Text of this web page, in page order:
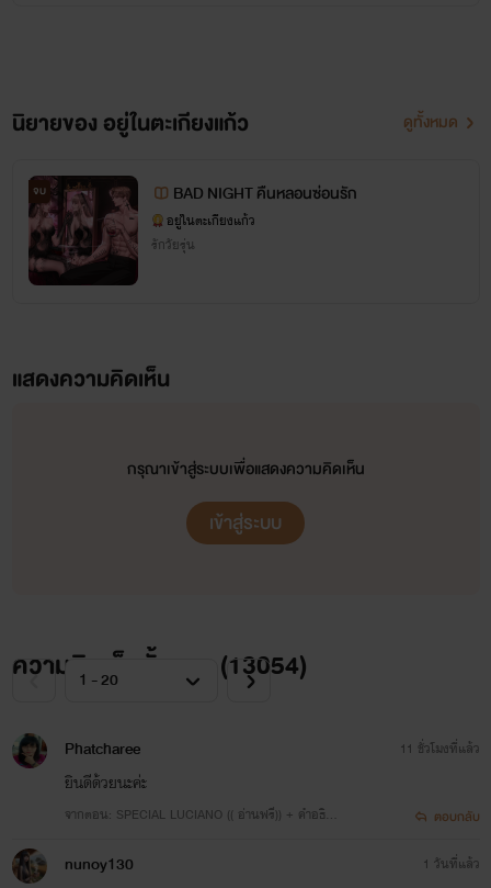
นิยายของ อยู่ในตะเกียงแก้ว ดูทั้งหมด
จบ BAD NIGHT คืนหลอนซ่อนรัก
อยู่ในตะเกียงแก้ว
รักวัยรุ่น
แสดงความคิดเห็น
กรุณาเข้าสู่ระบบเพื่อแสดงความคิดเห็น
เข้าสู่ระบบ
ความคิดเห็นทั้งหมด (13054)
Phatcharee
ยินดีด้วยนะค่ะ
จากตอน: SPECIAL LUCIANO (( อ่านฟรี)) + คำอธิบ
11 ชั่วโมงที่แล้ว
ตอบกลับ
nunoy130 1 วันที่แล้ว